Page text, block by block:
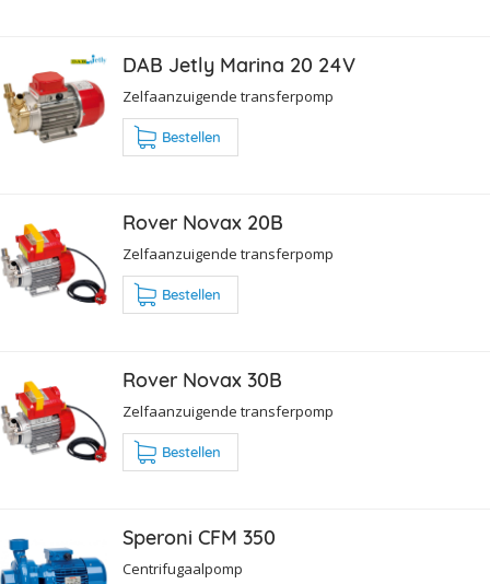
DAB Jetly Marina 20 24V
Zelfaanzuigende transferpomp
Bestellen
Rover Novax 20B
Zelfaanzuigende transferpomp
Bestellen
Rover Novax 30B
Zelfaanzuigende transferpomp
Bestellen
Speroni CFM 350
Centrifugaalpomp